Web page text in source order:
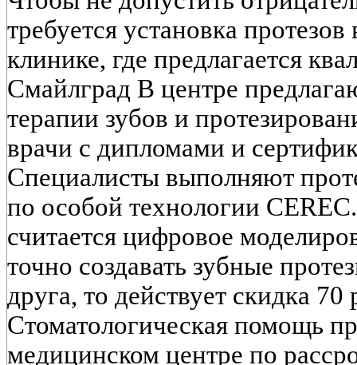
требуется установка
клинике, где предлагается
Смайлград В центре
терапии зубов и
врачи с дипломами и
Специалисты выполняют
по особой технологии
считается цифровое
точно создавать зубные
друга, то действует скидка
Стоматологическая помощь
медицинском центре по